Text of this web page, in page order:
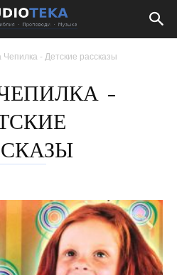
Чепилка - Детские рассказы
-